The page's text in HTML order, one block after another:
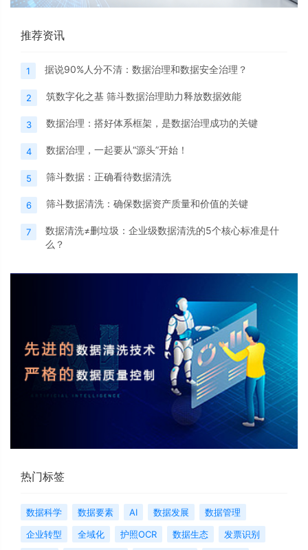
推荐资讯
1 据说90%人分不清：数据治理和数据安全治理？
2 筑数字化之基 筛斗数据治理助力释放数据效能
3 数据治理：搭好体系框架，是数据治理成功的关键
4 数据治理，一起要从“源头”开始！
5 筛斗数据：正确看待数据清洗
6 筛斗数据清洗：确保数据资产质量和价值的关键
7
数据清洗≠删垃圾：企业级数据清洗的5个核心标准是什
么？
热门标签
数据科学 数据要素 AI 数据发展
数据管理
企业转型
全域化 护照OCR 数据生态
发票识别